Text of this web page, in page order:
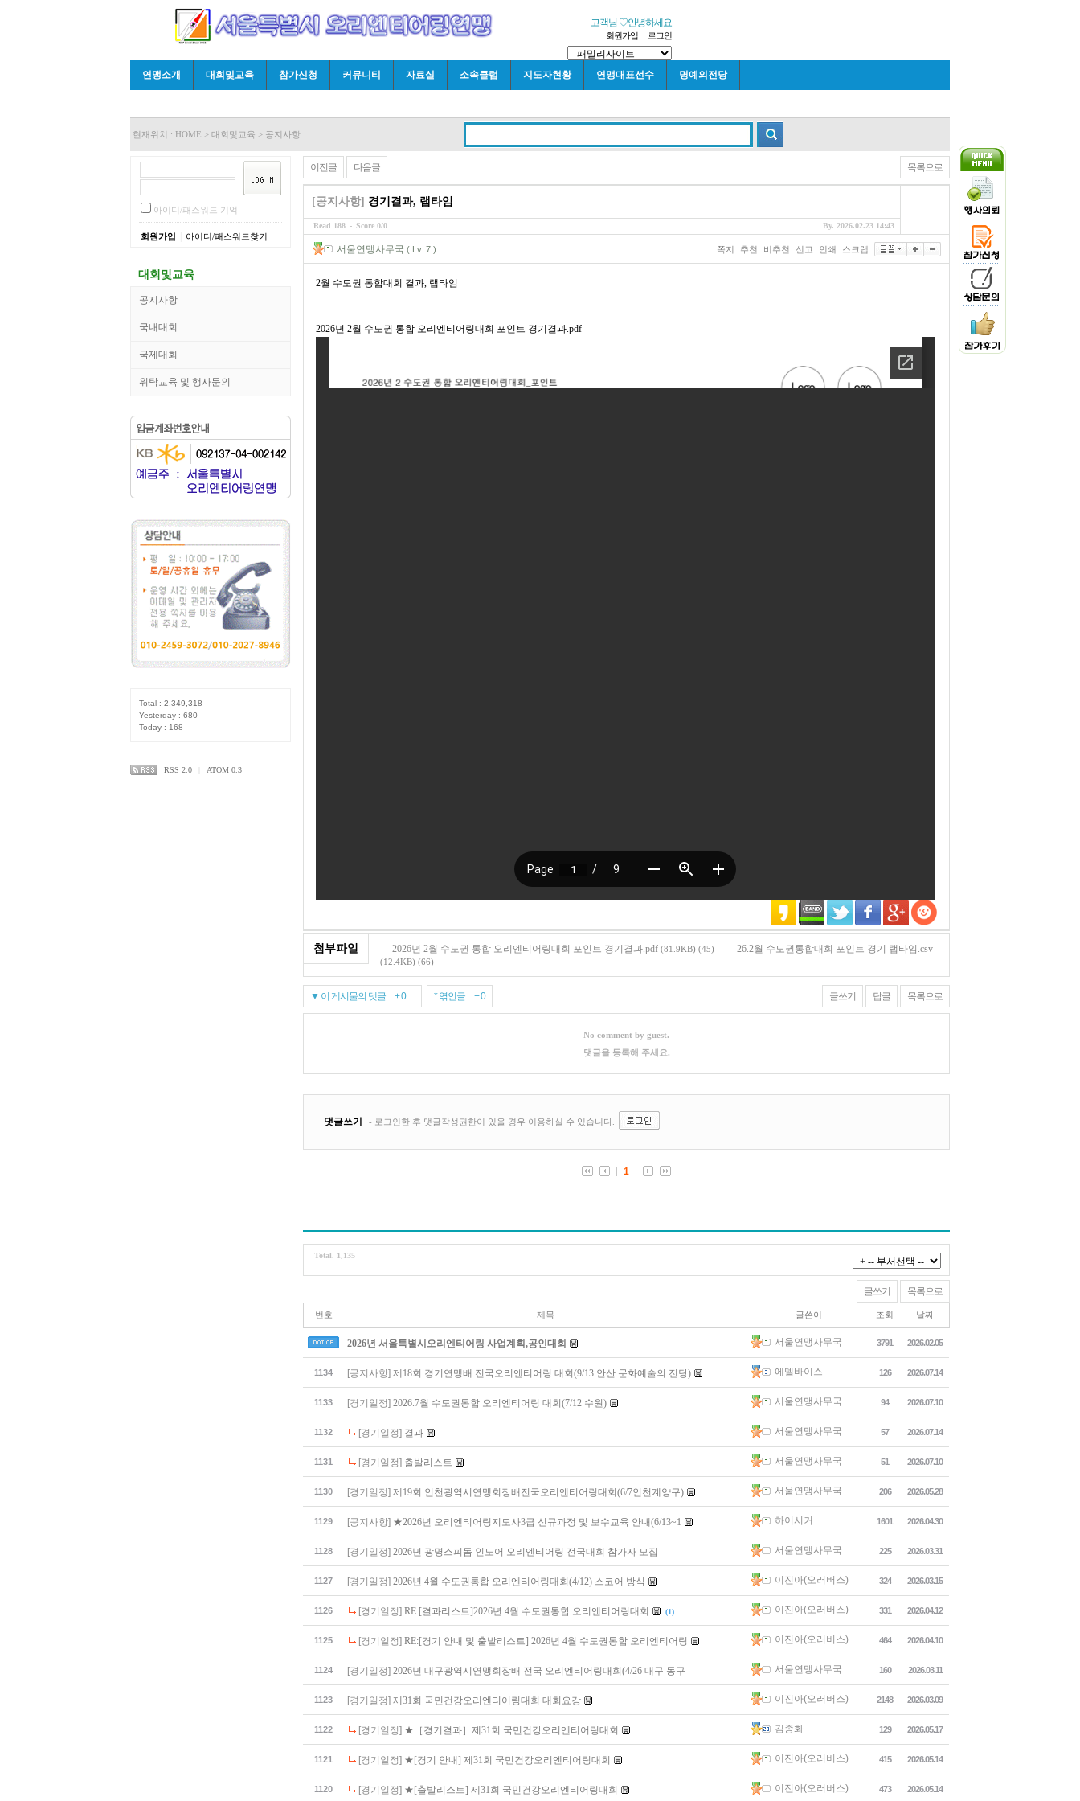
고객님 ♡안녕하세요
회원가입 로그인
연맹소개 대회및교육 참가신청 커뮤니티 자료실 소속클럽 지도자현황 연맹대표선수 명예의전당
현재위치 : HOME > 대회및교육 > 공지사항
아이디/패스워드 기억
회원가입 아이디/패스워드찾기
대회및교육
공지사항
국내대회
국제대회
위탁교육 및 행사문의
Total : 2,349,318
Yesterday : 680
Today : 168
RSS 2.0 ATOM 0.3
이전글 다음글 목록으로
[공지사항] 경기결과, 랩타임
Read 188 - Score 0/0 By. 2026.02.23 14:43
서울연맹사무국 ( Lv. 7 ) 쪽지 추천 비추천 신고 인쇄 스크랩
2월 수도권 통합대회 결과, 랩타임
2026년 2월 수도권 통합 오리엔티어링대회 포인트 경기결과.pdf
첨부파일 2026년 2월 수도권 통합 오리엔티어링대회 포인트 경기결과.pdf (81.9KB) (45) 26.2월 수도권통합대회 포인트 경기 랩타임.csv
(12.4KB) (66)
글쓰기 답글 목록으로
▼ 이 게시물의 댓글 + 0 * 엮인글 + 0
Total. 1,135
글쓰기 목록으로
번호 제목 글쓴이 조회 날짜
2026년 서울특별시오리엔티어링 사업계획,공인대회 서울연맹사무국 3791 2026.02.05
1134 [공지사항] 제18회 경기연맹배 전국오리엔티어링 대회(9/13 안산 문화예술의 전당) 에델바이스 126 2026.07.14
1133 [경기일정] 2026.7월 수도권통합 오리엔티어링 대회(7/12 수원) 서울연맹사무국 94 2026.07.10
1132 [경기일정] 결과 서울연맹사무국 57 2026.07.14
1131 [경기일정] 출발리스트 서울연맹사무국 51 2026.07.10
1130 [경기일정] 제19회 인천광역시연맹회장배전국오리엔티어링대회(6/7인천계양구) 서울연맹사무국 206 2026.05.28
1129 [공지사항] ★2026년 오리엔티어링지도사3급 신규과정 및 보수교육 안내(6/13~1 하이시커 1601 2026.04.30
1128 [경기일정] 2026년 광명스피돔 인도어 오리엔티어링 전국대회 참가자 모집 서울연맹사무국 225 2026.03.31
1127 [경기일정] 2026년 4월 수도권통합 오리엔티어링대회(4/12) 스코어 방식 이진아(오러버스) 324 2026.03.15
1126 [경기일정] RE:[결과리스트]2026년 4월 수도권통합 오리엔티어링대회 (1) 이진아(오러버스) 331 2026.04.12
1125 [경기일정] RE:[경기 안내 및 출발리스트] 2026년 4월 수도권통합 오리엔티어링 이진아(오러버스) 464 2026.04.10
1124 [경기일정] 2026년 대구광역시연맹회장배 전국 오리엔티어링대회(4/26 대구 동구 서울연맹사무국 160 2026.03.11
1123 [경기일정] 제31회 국민건강오리엔티어링대회 대회요강 이진아(오러버스) 2148 2026.03.09
1122 [경기일정] ★［경기결과］제31회 국민건강오리엔티어링대회 김종화 129 2026.05.17
1121 [경기일정] ★[경기 안내] 제31회 국민건강오리엔티어링대회 이진아(오러버스) 415 2026.05.14
1120 [경기일정] ★[출발리스트] 제31회 국민건강오리엔티어링대회 이진아(오러버스) 473 2026.05.14